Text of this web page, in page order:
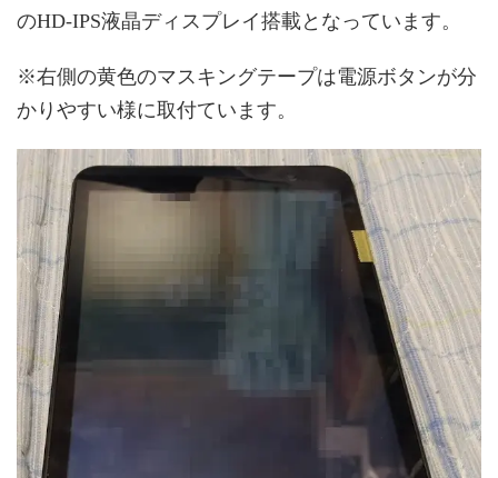
のHD-IPS液晶ディスプレイ搭載となっています。
※右側の黄色のマスキングテープは電源ボタンが分
かりやすい様に取付ています。